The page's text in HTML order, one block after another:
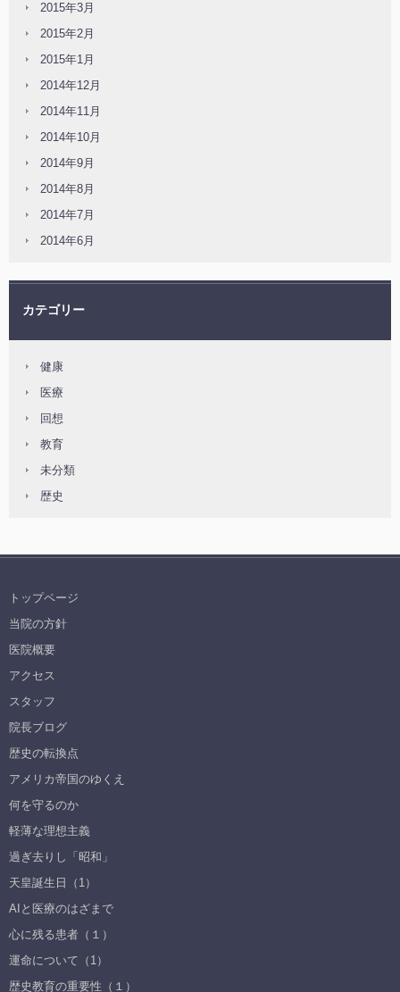
2015年3月
2015年2月
2015年1月
2014年12月
2014年11月
2014年10月
2014年9月
2014年8月
2014年7月
2014年6月
カテゴリー
健康
医療
回想
教育
未分類
歴史
トップページ
当院の方針
医院概要
アクセス
スタッフ
院長ブログ
歴史の転換点
アメリカ帝国のゆくえ
何を守るのか
軽薄な理想主義
過ぎ去りし「昭和」
天皇誕生日（1）
AIと医療のはざまで
心に残る患者（１）
運命について（1）
歴史教育の重要性（１）